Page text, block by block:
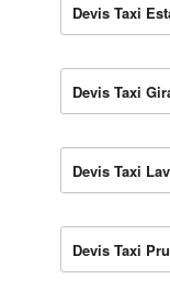
Devis Taxi
Devis Taxi
Devis Taxi
Devis Taxi